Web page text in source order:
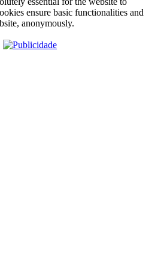
ensure basic functionalities and
anonymously.